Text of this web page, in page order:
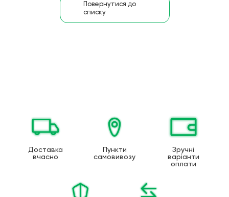
Повернутися до
списку
Доставка
вчасно
Пункти
самовивозу
Зручні
варіанти
оплати